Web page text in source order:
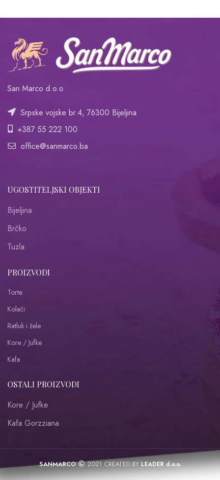
San Marco d.o.o.
Srpske vojske br.4, 76300 Bijeljina
+387 55 222 100
office@sanmarco.ba
UGOSTITELJSKI OBJEKTI
Bijeljina
Brčko
Tuzla
PROIZVODI
Torte
Kolači
Ratluk i žele
Kore / Jufke
Kafa
OSTALI PROIZVODI
Kore / Jufke
Kafa Gorzziana
SANMARCO 2021 CREATED BYLEADER d.o.o.